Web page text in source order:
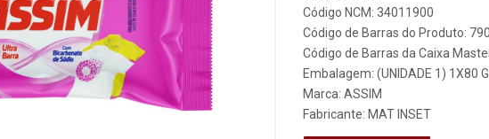
Código NCM: 34011900
Código de Barras do Produto:
Código de Barras da Caixa
Embalagem: (UNIDADE 1) 1X80
Marca: ASSIM
Fabricante: MAT INSET